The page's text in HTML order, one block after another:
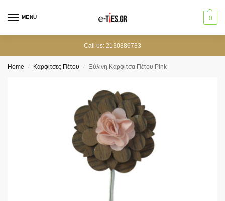
MENU 0
Call us: 2130386733
Home / Καρφίτσες Πέτου / Ξύλινη Καρφίτσα Πέτου Pink